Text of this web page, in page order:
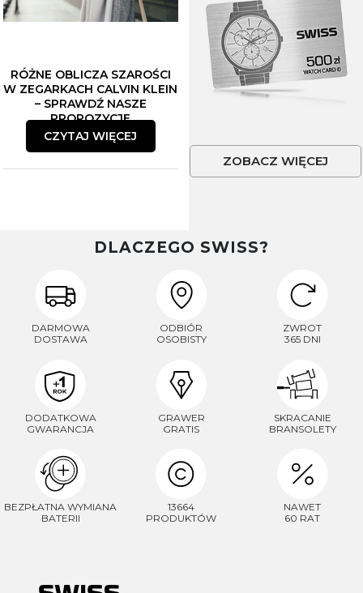
RÓŻNE OBLICZA SZAROŚCI
W ZEGARKACH CALVIN KLEIN
– SPRAWDŹ NASZE
PROPOZYCJE
CZYTAJ WIĘCEJ
ZOBACZ WIĘCEJ
DLACZEGO SWISS?
DARMOWA
DOSTAWA
ODBIÓR
OSOBISTY
ZWROT
365 DNI
DODATKOWA
GWARANCJA
GRAWER
GRATIS
SKRACANIE
BRANSOLETY
BEZPŁATNA WYMIANA
BATERII
13664
PRODUKTÓW
NAWET
60 RAT